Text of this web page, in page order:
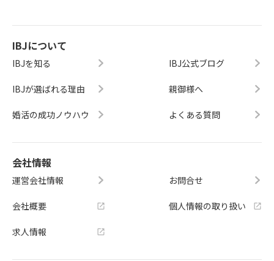
IBJについて
IBJを知る
IBJが選ばれる理由
婚活の成功ノウハウ
IBJ公式ブログ
親御様へ
よくある質問
会社情報
運営会社情報
会社概要
求人情報
お問合せ
個人情報の取り扱い